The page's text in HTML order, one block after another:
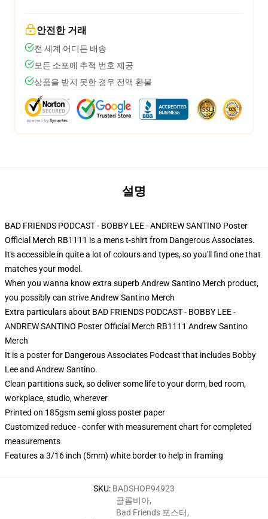
안전한 거래
전 세계 어디든 배송
모든 소포에 추적 번호 제공
상품을 받지 못한 경우 전액 환불
설명
BAD FRIENDS PODCAST - BOBBY LEE - ANDREW SANTINO Poster
Official Merch RB1111 is a mens t-shirt from Dangerous Associates.
It's accessible in quite a lot of colours and types, so you'll find one that
matches your model.
When you wanna know extra superb Andrew Santino Merch product,
you possibly can striveAndrew Santino Merch
Extra particulars about BAD FRIENDS PODCAST - BOBBY LEE -
ANDREW SANTINO Poster Official Merch RB1111 Andrew Santino
Merch
It is a poster for Dangerous Associates Podcast that includes Bobby
Lee and Andrew Santino.
Clean partitions suck, so deliver some life to your dorm, bed room,
workplace, studio, wherever
Printed on 185gsm semi gloss poster paper
Customized reduce - confer with measurement chart for completed
measurements
Features a 3/16 inch (5mm) white border to help in framing
SKU: BADSHOP94923
콜롬비아,
Bad Friends 포스터,